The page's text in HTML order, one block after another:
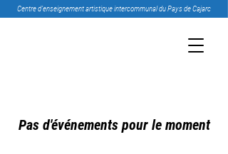
Centre d’enseignement artistique intercommunal du Pays de Cajarc
Pas d'événements pour le moment